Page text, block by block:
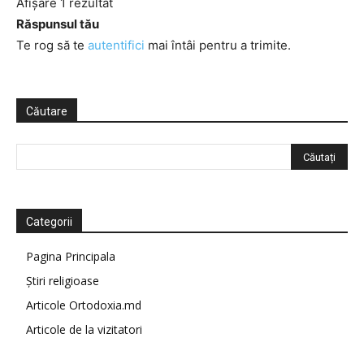
Răspunsul tău
Te rog să te autentifici mai întâi pentru a trimite.
Căutare
Categorii
Pagina Principala
Știri religioase
Articole Ortodoxia.md
Articole de la vizitatori